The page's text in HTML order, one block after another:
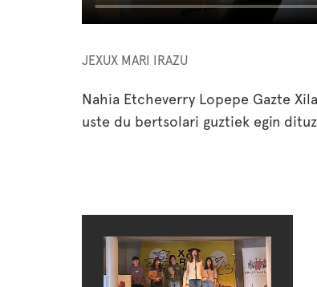
JEXUX MARI IRAZU
Nahia Etcheverry Lopepe Gazte
uste du bertsolari guztiek egin